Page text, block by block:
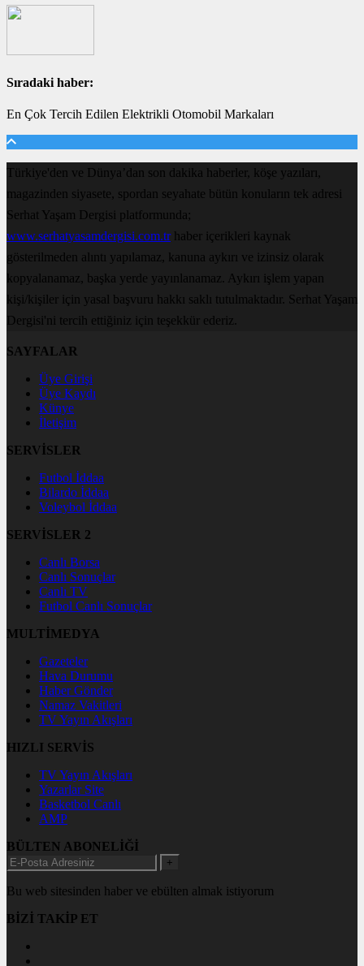
Sıradaki haber:
En Çok Tercih Edilen Elektrikli Otomobil Markaları
Türkiye'den ve Dünya’dan son dakika haberler, köşe yazıları,
magazinden siyasete, spordan seyahate bütün konuların tek adresi
Serhat Yaşam Dergisi platformunda;
www.serhatyasamdergisi.com.trhaber içerikleri kaynak
gösterilmeden alıntı yapılamaz, kanuna aykırı ve izinsiz olarak
kopyalanamaz, başka yerde yayınlanamaz. Aykırı işlem yapan
kişi/kişiler için yasal başvuru hakkı saklı tutulmaktadır. Serhat Yaşam
Dergisi'ni tercih ettiğiniz için teşekkür ederiz.
SAYFALAR
Üye Girişi
Üye Kaydı
Künye
İletişim
SERVİSLER
Futbol İddaa
Bilardo İddaa
Voleybol İddaa
SERVİSLER 2
Canlı Borsa
Canlı Sonuçlar
Canlı TV
Futbol Canlı Sonuçlar
MULTİMEDYA
Gazeteler
Hava Durumu
Haber Gönder
Namaz Vakitleri
TV Yayın Akışları
HIZLI SERVİS
TV Yayın Akışları
Yazarlar Site
Basketbol Canlı
AMP
BÜLTEN ABONELİĞİ
+
Bu web sitesinden haber ve ebülten almak istiyorum
BİZİ TAKİP ET